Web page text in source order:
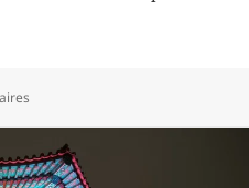
une piscine :